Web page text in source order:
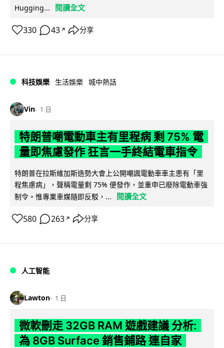
Hugging...
閱讀全文
330 43 ↗ 分享
科技娛樂 生活娛樂 城中熱話
Vin 1 日
特朗普嘲電動車主有里程病 剩 75% 電
量即焦慮發作 狂言一手終結電車指令
特朗普在拉斯維加斯造勢大會上公開嘲諷電動車車主患有「里
程焦慮病」，聲稱電量剩 75% 便發作，並重申已廢除電動車強
制令。惟專業車媒隨即反駁，...
閱讀全文
580 263 ↗ 分享
人工智能
Lawton 1 日
微軟刪走 32GB RAM 遊戲建議 分析:
為 8GB Surface 銷售鋪路 連自家